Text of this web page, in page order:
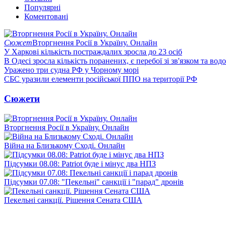
Популярні
Коментовані
СюжетВторгнення Росії в Україну. Онлайн
У Харкові кількість постраждалих зросла до 23 осіб
В Одесі зросла кількість поранених, є перебої зі зв'язком та
Уражено три судна РФ у Чорному морі
СБС уразили елементи російської ППО на території РФ
Сюжети
Вторгнення Росії в Україну. Онлайн
Війна на Близькому Сході. Онлайн
Підсумки 08.08: Patriot буде і мінус два НПЗ
Підсумки 07.08: "Пекельні" санкції і "парад" дронів
Пекельні санкції. Рішення Сената США